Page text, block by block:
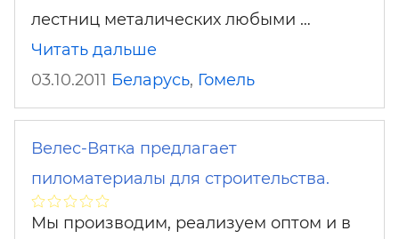
лестниц металических любыми …
Читать дальше
03.10.2011 Беларусь, Гомель
Велес-Вятка предлагает
пиломатериалы для строительства.
Мы производим, реализуем оптом и в